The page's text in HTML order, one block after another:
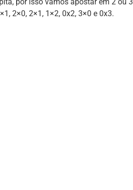
2×0, 2×1, 1×2, 0x2, 3×0 e 0x3.